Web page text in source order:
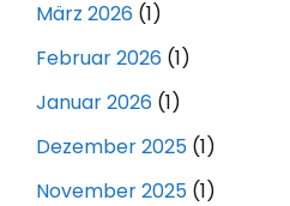
März 2026 (1)
Februar 2026 (1)
Januar 2026 (1)
Dezember 2025 (1)
November 2025 (1)